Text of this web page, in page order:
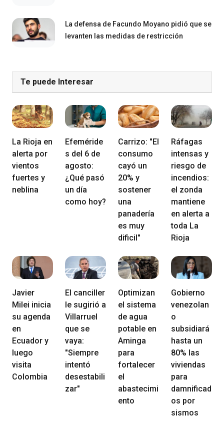
La defensa de Facundo Moyano pidió que se
levanten las medidas de restricción
Te puede Interesar
La Rioja en
alerta por
vientos
fuertes y
neblina
Efeméride
s del 6 de
agosto:
¿Qué pasó
un día
como hoy?
Carrizo: "El
consumo
cayó un
20% y
sostener
una
panadería
es muy
dificil"
Ráfagas
intensas y
riesgo de
incendios:
el zonda
mantiene
en alerta a
toda La
Rioja
Javier
Milei inicia
su agenda
en
Ecuador y
luego
visita
Colombia
El canciller
le sugirió a
Villarruel
que se
vaya:
"Siempre
intentó
desestabili
zar"
Optimizan
el sistema
de agua
potable en
Aminga
para
fortalecer
el
abastecimi
ento
Gobierno
venezolan
o
subsidiará
hasta un
80% las
viviendas
para
damnificad
os por
sismos